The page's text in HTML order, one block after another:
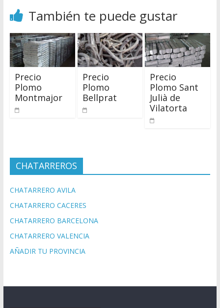
También te puede gustar
Precio
Plomo
Montmajor
Precio
Plomo
Bellprat
Precio
Plomo Sant
Julià de
Vilatorta
CHATARREROS
CHATARRERO AVILA
CHATARRERO CACERES
CHATARRERO BARCELONA
CHATARRERO VALENCIA
AÑADIR TU PROVINCIA